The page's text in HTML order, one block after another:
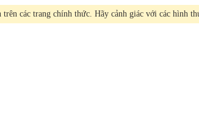
các trang chính thức. Hãy cảnh giác với các hình